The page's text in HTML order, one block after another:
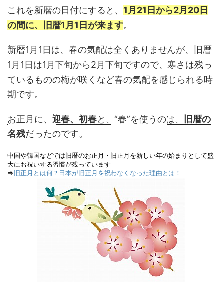
これを新暦の日付にすると、 1月21日から2月20日
の間に、旧暦1月1日が来ます。
新暦1月1日は、春の気配は全くありませんが、旧暦
1月1日は1月下旬から2月下旬ですので、寒さは残っ
ているものの梅が咲くなど春の気配を感じられる時
期です。
お正月に、 迎春、初春と、“春”を使うのは、
旧暦の
名残だったのです。
中国や韓国などでは旧暦のお正月・旧正月を新しい年の始まりとして盛
大にお祝いする習慣が残っています
⇒旧正月とは何？日本が旧正月を祝わなくなった理由とは！